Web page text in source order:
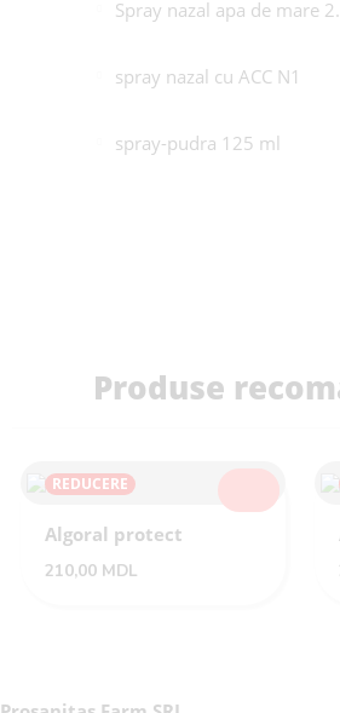
Spray nazal apa de mare
spray nazal cu ACC N1
spray-pudra 125 ml
Produse
REDUCERE
Algoral protect
210,00 MDL